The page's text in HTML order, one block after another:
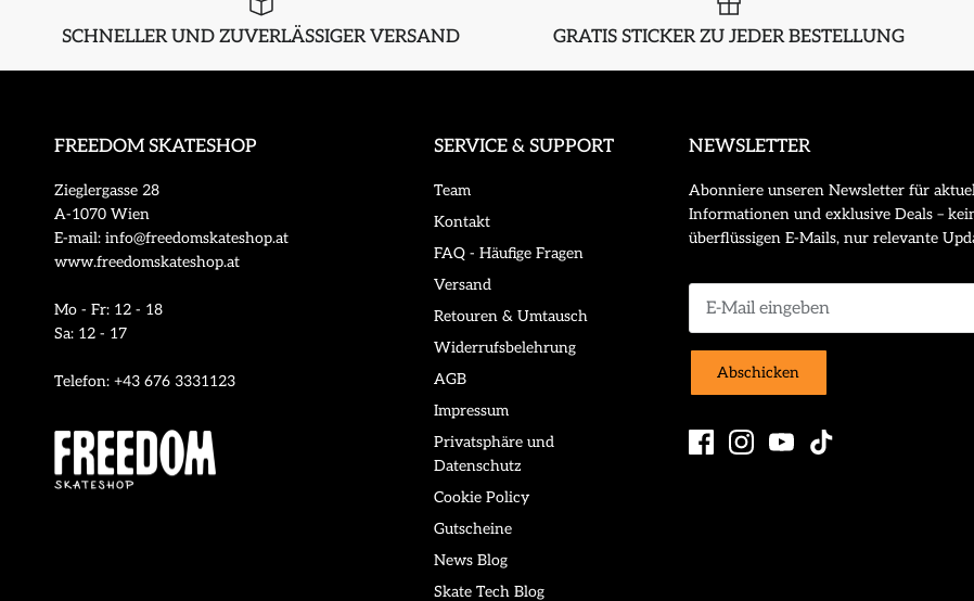
SCHNELLER UND ZUVERLÄSSIGER VERSAND GRATIS STICKER ZU JEDER BESTELLUNG
FREEDOM SKATESHOP
Zieglergasse 28
A-1070 Wien
E-mail: info@freedomskateshop.at
www.freedomskateshop.at
Mo - Fr: 12 - 18
Sa: 12 - 17
Telefon: +43 676 3331123
SERVICE & SUPPORT
Team
Kontakt
FAQ - Häufige Fragen
Versand
Retouren & Umtausch
Widerrufsbelehrung
AGB
Impressum
Privatsphäre und
Datenschutz
Cookie Policy
Gutscheine
News Blog
Skate Tech Blog
NEWSLETTER
Abonniere unseren Newsletter für
Informationen und exklusive Deals –
überflüssigen E-Mails, nur relevante
Abschicken